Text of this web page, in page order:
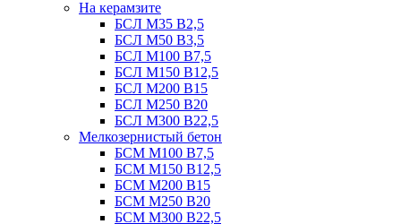
На керамзите
БСЛ М35 B2,5
БСЛ М50 В3,5
БСЛ М100 В7,5
БСЛ М150 В12,5
БСЛ М200 В15
БСЛ М250 В20
БСЛ М300 В22,5
Мелкозернистый бетон
БСМ М100 B7,5
БСМ М150 B12,5
БСМ М200 B15
БСМ М250 B20
БСМ М300 B22,5